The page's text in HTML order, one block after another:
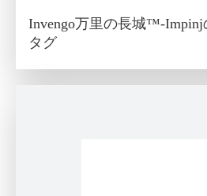
Invengo万里の長城™-Impinj
タグ